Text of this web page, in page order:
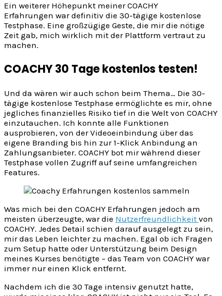
Ein weiterer Höhepunkt meiner COACHY
Erfahrungen war definitiv die 30-tägige kostenlose
Testphase. Eine großzügige Geste, die mir die nötige
Zeit gab, mich wirklich mit der Plattform vertraut zu
machen.
COACHY 30 Tage kostenlos testen!
Und da wären wir auch schon beim Thema… Die 30-
tägige kostenlose Testphase ermöglichte es mir, ohne
jegliches finanzielles Risiko tief in die Welt von COACHY
einzutauchen. Ich konnte alle Funktionen
ausprobieren, von der Videoeinbindung über das
eigene Branding bis hin zur 1-Klick Anbindung an
Zahlungsanbieter. COACHY bot mir während dieser
Testphase vollen Zugriff auf seine umfangreichen
Features.
Was mich bei den COACHY Erfahrungen jedoch am
meisten überzeugte, war die Nutzerfreundlichkeit von
COACHY. Jedes Detail schien darauf ausgelegt zu sein,
mir das Leben leichter zu machen. Egal ob ich Fragen
zum Setup hatte oder Unterstützung beim Design
meines Kurses benötigte – das Team von COACHY war
immer nur einen Klick entfernt.
Nachdem ich die 30 Tage intensiv genutzt hatte,